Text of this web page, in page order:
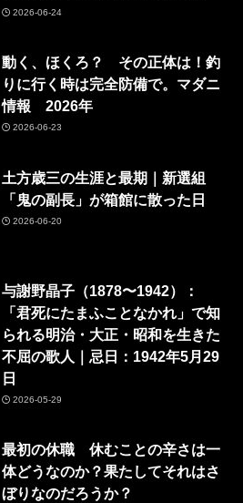
2026-06-24
動く、ほくろ？ その正体は！釣
りに行く時は完全防備で。マダニ
情報 2026年
2026-06-23
土方歳三の生涯と最期｜新選組
「鬼の副長」が箱館に散った日
2026-06-20
与謝野晶子（1878〜1942）：
「君死にたまふことなかれ」で知
られる明治・大正・昭和を生きた
不屈の歌人｜忌日：1942年5月29
日
2026-05-29
最初の休職 休むことの辛さは一
体どうなのか？果たしてそれはさ
ぼりなのだろうか？